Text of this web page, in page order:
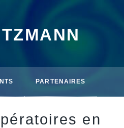
PARTENAIRES
en